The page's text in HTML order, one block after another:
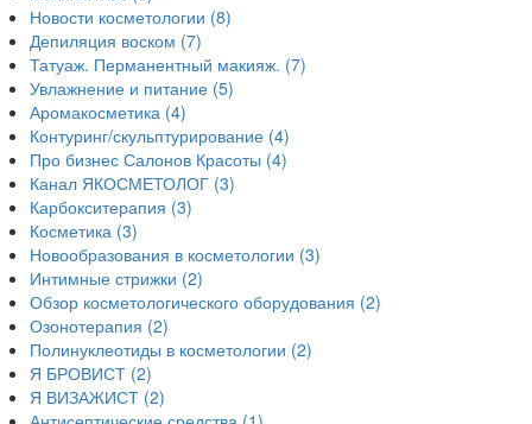
Новости косметологии (8)
Депиляция воском (7)
Татуаж. Перманентный макияж. (7)
Увлажнение и питание (5)
Аромакосметика (4)
Контуринг/скульптурирование (4)
Про бизнес Салонов Красоты (4)
Канал ЯКОСМЕТОЛОГ (3)
Карбокситерапия (3)
Косметика (3)
Новообразования в косметологии (3)
Интимные стрижки (2)
Обзор косметологического оборудования (2)
Озонотерапия (2)
Полинуклеотиды в косметологии (2)
Я БРОВИСТ (2)
Я ВИЗАЖИСТ (2)